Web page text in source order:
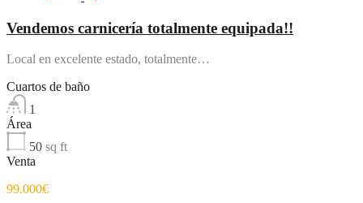
Vendemos carnicería totalmente equipada!!
Local en excelente estado, totalmente…
Cuartos de baño
1
Área
50 sq ft
Venta
99.000€